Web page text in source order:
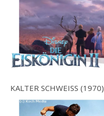
KALTER SCHWEISS (1970)